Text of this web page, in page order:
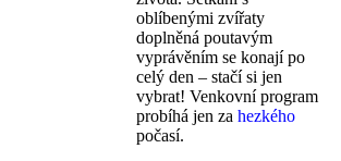
oblíbenými zvířaty
doplněná poutavým
vyprávěním se konají po
celý den – stačí si jen
vybrat! Venkovní program
probíhá jen za hezkého
počasí.